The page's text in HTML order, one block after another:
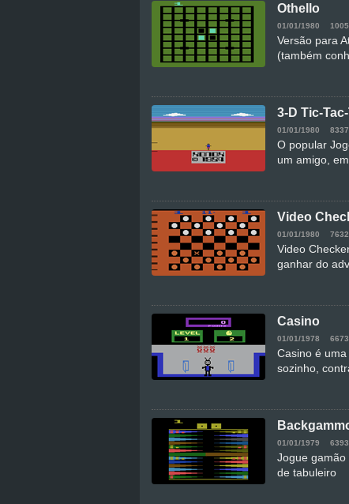
Othello
01/01/1980
Versão para
(também
3-D Tic-
01/01/1980
O popular
um amigo,
Video
01/01/1980
Video
ganhar do
Casino
01/01/1978
Casino é
sozinho,
01/01/1979
Jogue
de tabuleiro